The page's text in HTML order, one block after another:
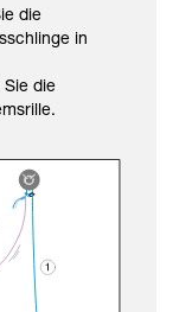
die
in
Sie die